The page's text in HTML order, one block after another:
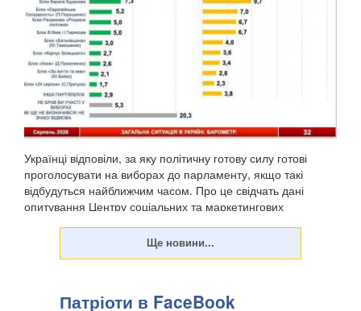
Українці відповіли, за яку політичну готову силу готові
проголосувати на виборах до парламенту, якщо такі
відбудуться найближчим часом. Про це свідчать дані
опитування Центру соціальних та маркетингових
Патріоти в FaceBook